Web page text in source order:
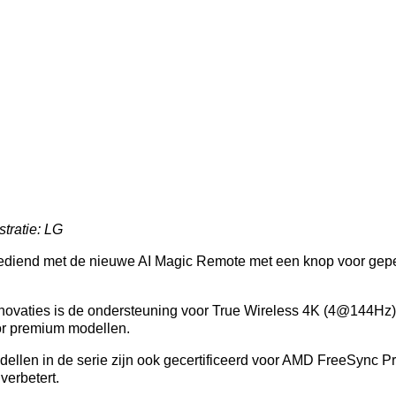
LG
met de nieuwe AI Magic Remote met een knop voor
is de ondersteuning voor True Wireless 4K
premium modellen.
in de serie zijn ook gecertificeerd voor AMD FreeSync